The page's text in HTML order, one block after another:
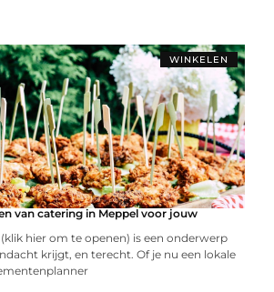
WINKELEN
van catering in Meppel voor jouw
hier om te openen) is een onderwerp
krijgt, en terecht. Of je nu een lokale